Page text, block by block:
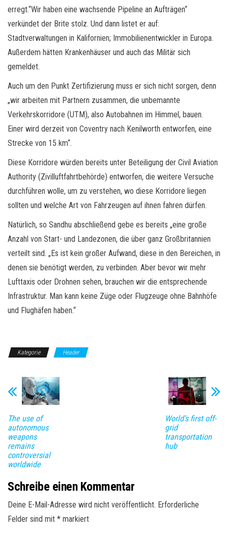
erregt.“Wir haben eine wachsende Pipeline an Aufträgen“
verkündet der Brite stolz. Und dann listet er auf:
Stadtverwaltungen in Kalifornien; Immobilienentwickler in Europa.
Außerdem hätten Krankenhäuser und auch das Militär sich
gemeldet.
Auch um den Punkt Zertifizierung muss er sich nicht sorgen, denn
„wir arbeiten mit Partnern zusammen, die unbemannte
Verkehrskorridore (UTM), also Autobahnen im Himmel, bauen.
Einer wird derzeit von Coventry nach Kenilworth entworfen, eine
Strecke von 15 km“.
Diese Korridore würden bereits unter Beteiligung der Civil Aviation
Authority (Zivilluftfahrtbehörde) entworfen, die weitere Versuche
durchführen wolle, um zu verstehen, wo diese Korridore liegen
sollten und welche Art von Fahrzeugen auf ihnen fahren dürfen.
Natürlich, so Sandhu abschließend gebe es bereits „eine große
Anzahl von Start- und Landezonen, die über ganz Großbritannien
verteilt sind. „Es ist kein großer Aufwand, diese in den Bereichen, in
denen sie benötigt werden, zu verbinden. Aber bevor wir mehr
Lufttaxis oder Drohnen sehen, brauchen wir die entsprechende
Infrastruktur. Man kann keine Züge oder Flugzeuge ohne Bahnhöfe
und Flughäfen haben.“
Kategorie Header
The use of
autonomous
weapons
remains
controversial
worldwide
World’s first off-
grid
transportation
hub
Schreibe einen Kommentar
Deine E-Mail-Adresse wird nicht veröffentlicht. Erforderliche
Felder sind mit * markiert